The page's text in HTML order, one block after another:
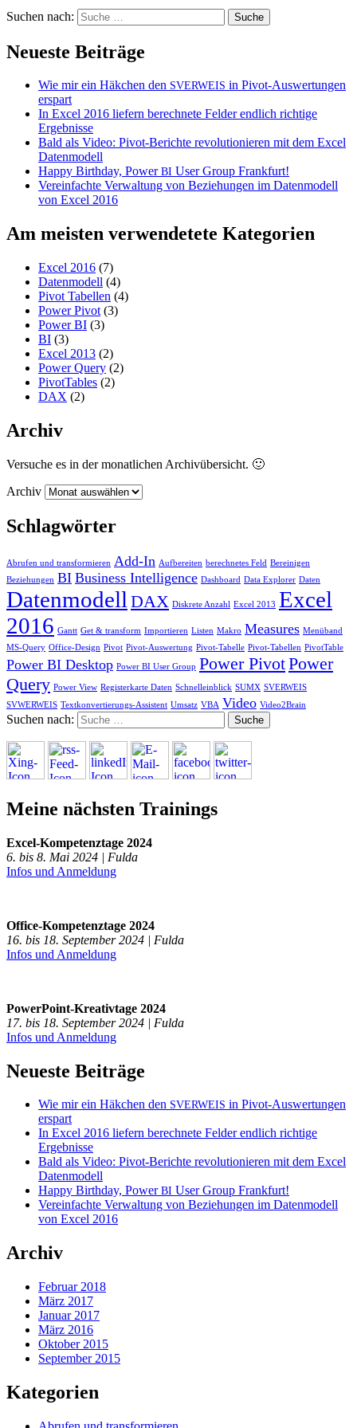
Suchen nach:
Neueste Beiträge
Wie mir ein Häkchen den SVERWEIS in Pivot-Auswertungen
erspart
In Excel 2016 liefern berechnete Felder endlich richtige
Ergebnisse
Bald als Video: Pivot-Berichte revolutionieren mit dem Excel
Datenmodell
Happy Birthday, PowerBI User Group Frankfurt!
Vereinfachte Verwaltung von Beziehungen im Datenmodell
von Excel 2016
Am meisten verwendetete Kategorien
Excel 2016 (7)
Datenmodell (4)
Pivot Tabellen (4)
Power Pivot (3)
Power BI (3)
BI (3)
Excel 2013 (2)
Power Query (2)
PivotTables (2)
DAX (2)
Archiv
Versuche es in der monatlichen Archivübersicht. 🙂
Archiv
Schlagwörter
Abrufen und transformieren Add-In Aufbereiten berechnetes Feld Bereinigen
Beziehungen BI Business Intelligence Dashboard Data Explorer Daten
Datenmodell DAX Diskrete Anzahl Excel 2013 Excel
2016 Gantt Get & transform Importieren Listen Makro Measures Menüband
MS-Query Office-Design Pivot Pivot-Auswertung Pivot-Tabelle Pivot-Tabellen PivotTable
Power BI Desktop Power BI User Group Power PivotPower
Query Power View Registerkarte Daten Schnelleinblick SUMX SVERWEIS
SVWERWEIS Textkonvertierungs-Assistent Umsatz VBA Video Video2Brain
Suchen nach:
Meine nächsten Trainings
Excel-Kompetenztage 2024
6. bis 8. Mai 2024 | Fulda
Infos und Anmeldung
Office-Kompetenztage 2024
16. bis 18. September 2024 | Fulda
Infos und Anmeldung
PowerPoint-Kreativtage 2024
17. bis 18. September 2024 | Fulda
Infos und Anmeldung
Neueste Beiträge
Wie mir ein Häkchen den SVERWEIS in Pivot-Auswertungen
erspart
In Excel 2016 liefern berechnete Felder endlich richtige
Ergebnisse
Bald als Video: Pivot-Berichte revolutionieren mit dem Excel
Datenmodell
Happy Birthday, PowerBI User Group Frankfurt!
Vereinfachte Verwaltung von Beziehungen im Datenmodell
von Excel 2016
Archiv
Februar 2018
März 2017
Januar 2017
März 2016
Oktober 2015
September 2015
Kategorien